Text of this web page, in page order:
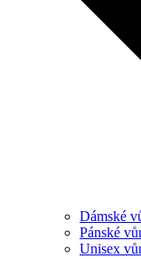
Dámské
Pánské
Unisex